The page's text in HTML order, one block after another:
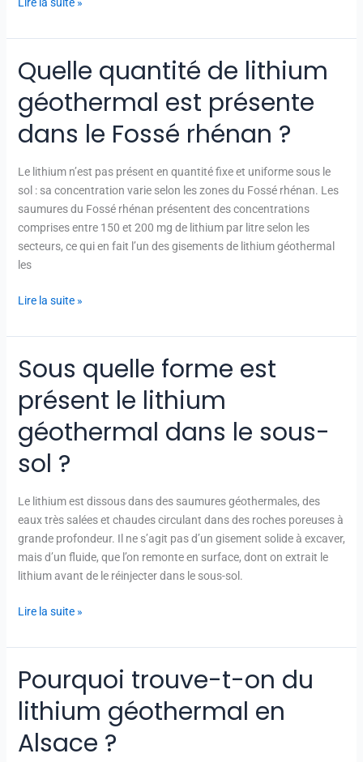
Quelle quantité de lithium
géothermal est présente
dans le Fossé rhénan ?
Le lithium n’est pas présent en quantité fixe et uniforme sous le
sol : sa concentration varie selon les zones du Fossé rhénan. Les
saumures du Fossé rhénan présentent des concentrations
comprises entre 150 et 200 mg de lithium par litre selon les
secteurs, ce qui en fait l’un des gisements de lithium géothermal
les
Quelle
quantité
de
lithium
géothermal
présente
dans
le
Fossé
rhénan
?
Lire la suite »
Sous quelle forme est
présent le lithium
géothermal dans le sous-
sol ?
Le lithium est dissous dans des saumures géothermales, des
eaux très salées et chaudes circulant dans des roches poreuses à
grande profondeur. Il ne s’agit pas d’un gisement solide à excaver,
mais d’un fluide, que l’on remonte en surface, dont on extrait le
lithium avant de le réinjecter dans le sous-sol.
Sous
quelle
forme
est
présent
lithium
sous-
Lire la suite »
Pourquoi trouve-t-on du
lithium géothermal en
Alsace ?
Pourquoi
trouve-
du